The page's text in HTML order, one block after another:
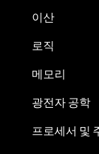
이산
로직
메모리
광전자 공학
프로세서 및